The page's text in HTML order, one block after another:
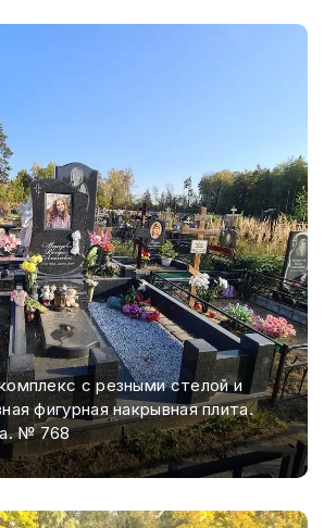
с резными стелой и
фигурная накрывная плита.
№ 768